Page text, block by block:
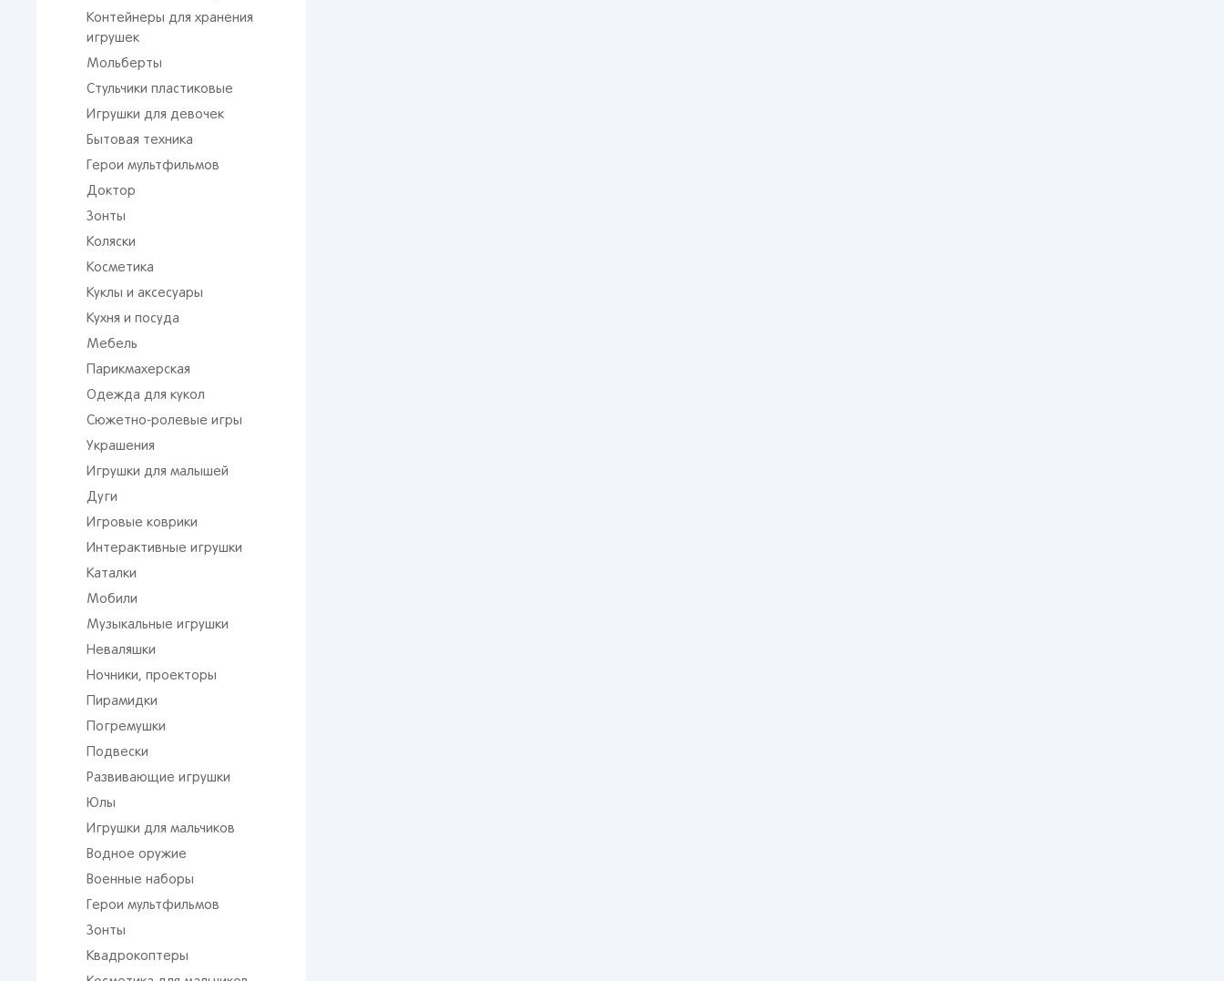
Контейнеры для хранения
игрушек
Мольберты
Стульчики пластиковые
Игрушки для девочек
Бытовая техника
Герои мультфильмов
Доктор
Зонты
Коляски
Косметика
Куклы и аксесуары
Кухня и посуда
Мебель
Парикмахерская
Одежда для кукол
Сюжетно-ролевые игры
Украшения
Игрушки для малышей
Дуги
Игровые коврики
Интерактивные игрушки
Каталки
Мобили
Музыкальные игрушки
Неваляшки
Ночники, проекторы
Пирамидки
Погремушки
Подвески
Развивающие игрушки
Юлы
Игрушки для мальчиков
Водное оружие
Военные наборы
Герои мультфильмов
Зонты
Квадрокоптеры